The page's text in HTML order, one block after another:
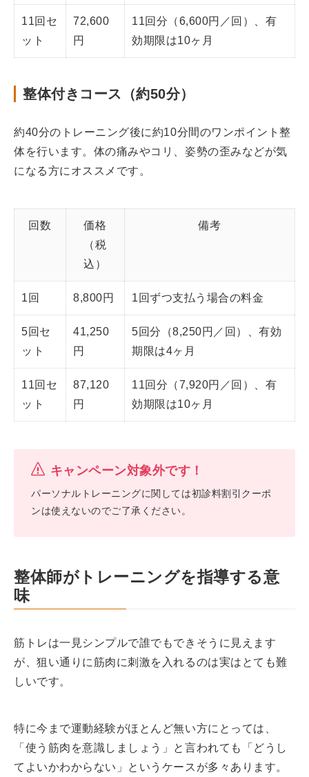
11回セ
ット
72,600
円
11回分（6,600円／回）、有
効期限は10ヶ月
整体付きコース（約50分）
約40分のトレーニング後に約10分間のワンポイント整
体を行います。体の痛みやコリ、姿勢の歪みなどが気
になる方にオススメです。
回数
価格
（税
込）
備考
1回 8,800円 1回ずつ支払う場合の料金
5回セ
ット
41,250
円
5回分（8,250円／回）、有効
期限は4ヶ月
11回セ
ット
87,120
円
11回分（7,920円／回）、有
効期限は10ヶ月
キャンペーン対象外です！
パーソナルトレーニングに関しては初診料割引クーポ
ンは使えないのでご了承ください。
整体師がトレーニングを指導する意
味
筋トレは一見シンプルで誰でもできそうに見えます
が、狙い通りに筋肉に刺激を入れるのは実はとても難
しいです。
特に今まで運動経験がほとんど無い方にとっては、
「使う筋肉を意識しましょう」と言われても「どうし
てよいかわからない」というケースが多々あります。